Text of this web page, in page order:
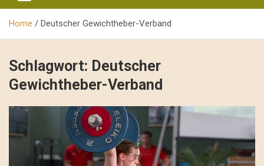
Home Deutscher Gewichtheber-Verband
Schlagwort: Deutscher
Gewichtheber-Verband